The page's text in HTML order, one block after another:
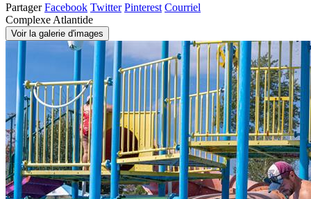
Partager Facebook Twitter Pinterest Courriel
Complexe Atlantide
Voir la galerie d'images